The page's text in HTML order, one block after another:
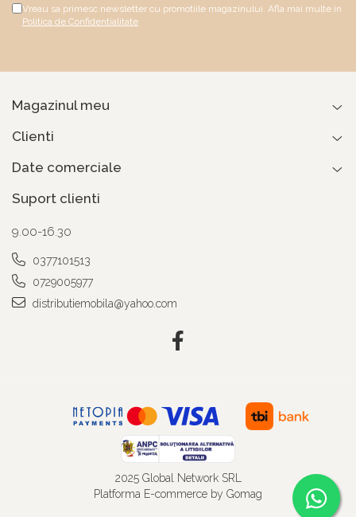
Vreau sa primesc newsletter cu promotiile magazinului. Afla mai multe in
Politica de Confidentialitate
Magazinul meu
Clienti
Date comerciale
Suport clienti
9.00-16.30
0377101513
0729005977
distributiemobila@yahoo.com
2025 Global Network SRL
Platforma E-commerce by Gomag